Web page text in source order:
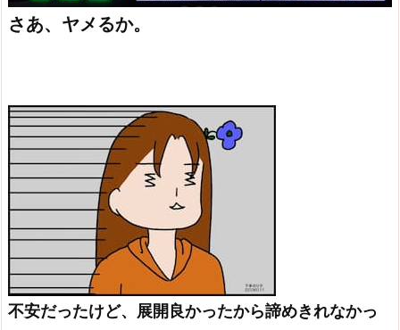
さあ、ヤメるか。
不安だったけど、展開良かったから諦めきれなかっ